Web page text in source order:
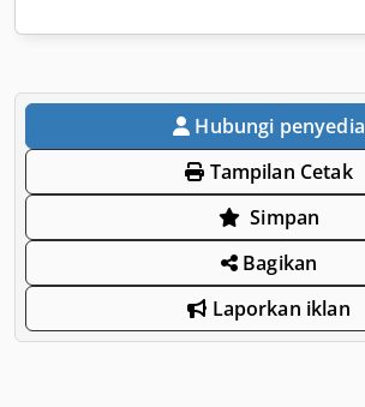
Hubungi penyedia
Tampilan Cetak
Simpan
Bagikan
Laporkan iklan